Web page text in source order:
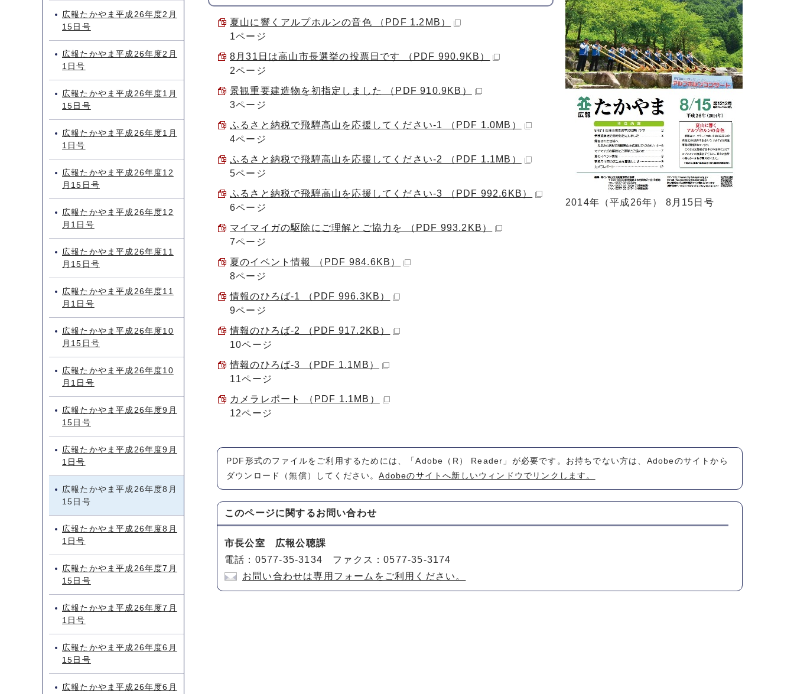
夏山に響くアルプホルンの音色 （PDF 1.2MB）
1ページ
8月31日は高山市長選挙の投票日です （PDF 990.9KB）
2ページ
景観重要建造物を初指定しました （PDF 910.9KB）
3ページ
ふるさと納税で飛騨高山を応援してください-1 （PDF 1.0MB）
4ページ
ふるさと納税で飛騨高山を応援してください-2 （PDF 1.1MB）
5ページ
ふるさと納税で飛騨高山を応援してください-3 （PDF 992.6KB）
6ページ
マイマイガの駆除にご理解とご協力を （PDF 993.2KB）
7ページ
夏のイベント情報 （PDF 984.6KB）
8ページ
情報のひろば-1 （PDF 996.3KB）
9ページ
情報のひろば-2 （PDF 917.2KB）
10ページ
情報のひろば-3 （PDF 1.1MB）
11ページ
カメラレポート （PDF 1.1MB）
12ページ
2014年（平成26年） 8月15日号
PDF形式のファイルをご利用するためには、「Adobe（R） Reader」が必要です。お持ちでない方は、Adobeのサイトから
ダウンロード（無償）してください。Adobeのサイトへ新しいウィンドウでリンクします。
このページに関するお問い合わせ
市長公室 広報公聴課
電話：0577-35-3134 ファクス：0577-35-3174
お問い合わせは専用フォームをご利用ください。
広報たかやま平成26年度2月
15日号
広報たかやま平成26年度2月
1日号
広報たかやま平成26年度1月
15日号
広報たかやま平成26年度1月
1日号
広報たかやま平成26年度12
月15日号
広報たかやま平成26年度12
月1日号
広報たかやま平成26年度11
月15日号
広報たかやま平成26年度11
月1日号
広報たかやま平成26年度10
月15日号
広報たかやま平成26年度10
月1日号
広報たかやま平成26年度9月
15日号
広報たかやま平成26年度9月
1日号
広報たかやま平成26年度8月
15日号
広報たかやま平成26年度8月
1日号
広報たかやま平成26年度7月
15日号
広報たかやま平成26年度7月
1日号
広報たかやま平成26年度6月
15日号
広報たかやま平成26年度6月